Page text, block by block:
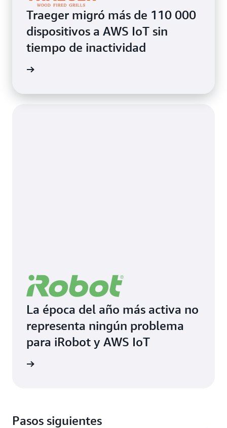
Traeger migró más de 110 000
dispositivos a AWS IoT sin
tiempo de inactividad
La época del año más activa no
representa ningún problema
para iRobot y AWS IoT
Pasos siguientes